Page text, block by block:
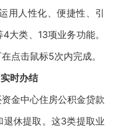
用人性化、便捷性、引
大类、13项业务功能。
点击鼠标5次内完成。
时办结
金中心住房公积金贷款
休提取。这3类提取业